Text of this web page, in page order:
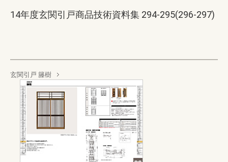
14年度玄関引戸商品技術資料集 294-295(296-297)
玄関引戸 籐樹